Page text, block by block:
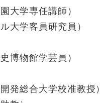
大学専任講師）
大学客員研究員）
博物館学芸員）
発総合大学校准教授）